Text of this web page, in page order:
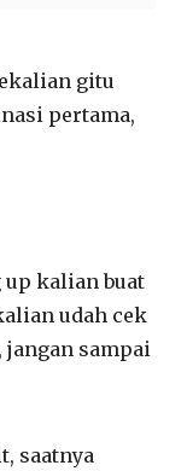
gitu
pertama,
kalian buat
udah cek
sampai
saatnya